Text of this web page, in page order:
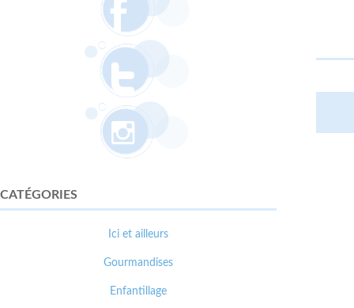
CATÉGORIES
Ici et ailleurs
Gourmandises
Enfantillage